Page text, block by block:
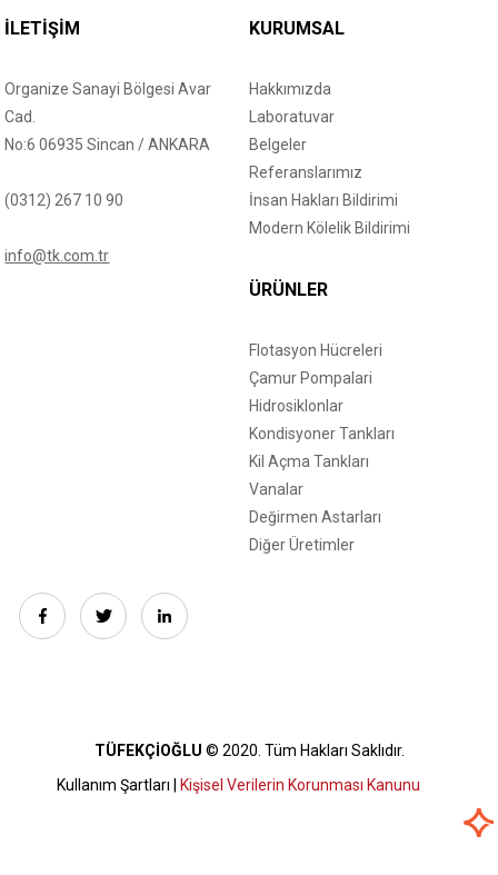
İLETİŞİM
Organize Sanayi Bölgesi Avar
Cad.
No:6 06935 Sincan / ANKARA
(0312) 267 10 90
info@tk.com.tr
KURUMSAL
Hakkımızda
Laboratuvar
Belgeler
Referanslarımız
İnsan Hakları Bildirimi
Modern Kölelik Bildirimi
ÜRÜNLER
Flotasyon Hücreleri
Çamur Pompalari
Hidrosiklonlar
Kondisyoner Tankları
Kil Açma Tankları
Vanalar
Değirmen Astarları
Diğer Üretimler
TÜFEKÇİOĞLU © 2020. Tüm Hakları Saklıdır.
Kullanım Şartları |
Kişisel Verilerin Korunması Kanunu